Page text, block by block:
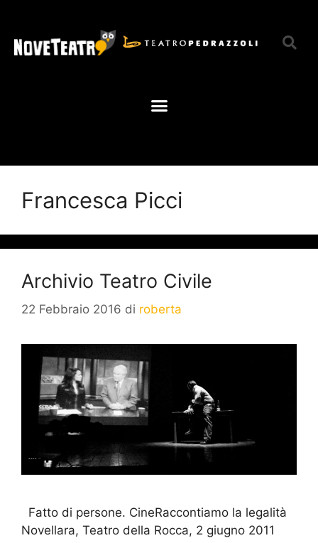
Francesca Picci
Archivio Teatro Civile
22 Febbraio 2016 di roberta
Fatto di persone. CineRaccontiamo la legalità
Novellara, Teatro della Rocca, 2 giugno 2011